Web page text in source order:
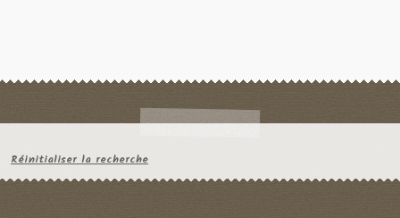
Réinitialiser la recherche